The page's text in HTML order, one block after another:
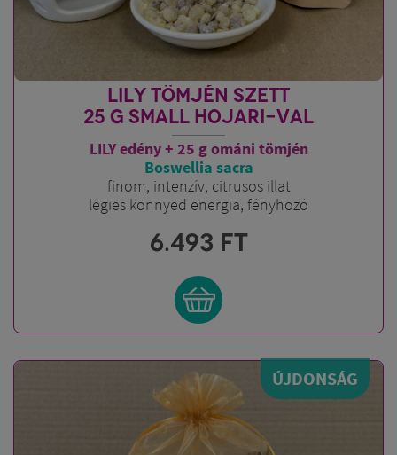
LILY TÖMJÉN SZETT
25 G SMALL HOJARI-VAL
LILY edény + 25 g ománi tömjén
Boswellia sacra
finom, intenzív, citrusos illat
légies könnyed energia, fényhozó
6.493 FT
ÚJDONSÁG